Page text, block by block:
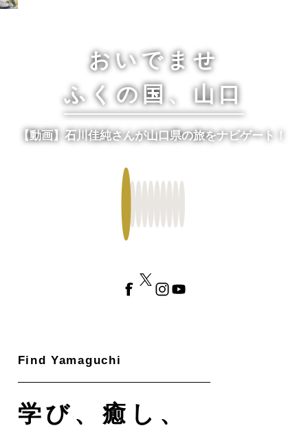
おいでませ
ふくの国、山口
【動画】石川佳純さんが山口県の旅をナビゲート！
ce
bo
itte tag
ra
学び、癒し、